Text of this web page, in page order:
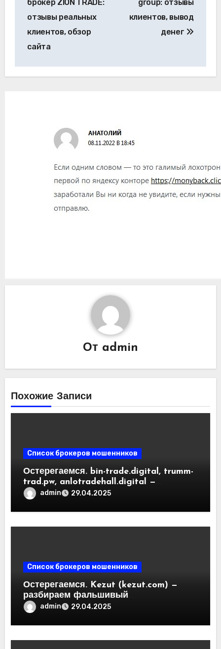
записям
брокер ZION TRADE:
отзывы реальных
клиентов, обзор
сайта
group: отзывы
клиентов, вывод
денег
От admin
Похожие Записи
Список брокеров мошенников
Остерегаемся. bin-trade.digital, trumm-
trad.pw, anlotradehall.digital —
разоблачение фальшивых
Отзывы пользователей
admin 29.04.2025
Список брокеров мошенников
Остерегаемся. Kezut (kezut.com) —
разбираем фальшивый
криптовалютный обменник. Как
пользователей
admin 29.04.2025